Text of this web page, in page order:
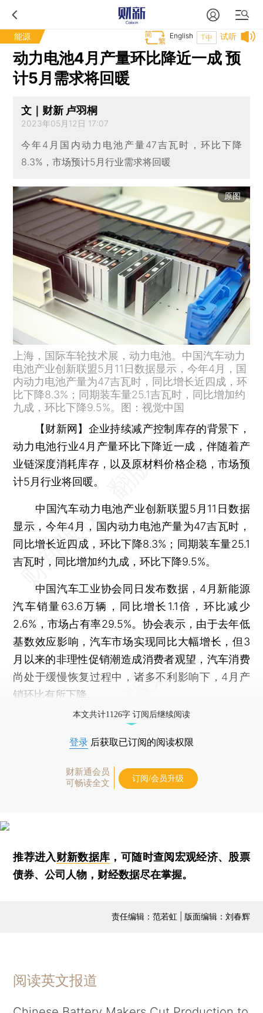
能源 试听
T中
English
动力电池4月产量环比降近一成 预
计5月需求将回暖
文｜财新 卢羽桐
2023年05月12日 17:07
今年4月国内动力电池产量47吉瓦时，环比下降
8.3%，市场预计5月行业需求将回暖
原图
上海，国际车轮技术展，动力电池。中国汽车动力
电池产业创新联盟5月11日数据显示，今年4月，国
内动力电池产量为47吉瓦时，同比增长近四成，环
比下降8.3%；同期装车量25.1吉瓦时，同比增加约
九成，环比下降9.5%。图：视觉中国
【财新网】 企业持续减产控制库存的背景下，
动力电池行业4月产量环比下降近一成，伴随着产
业链深度消耗库存，以及原材料价格企稳，市场预
计5月行业将回暖。
中国汽车动力电池产业创新联盟5月11日数据
显示，今年4月，国内动力电池产量为47吉瓦时，
同比增长近四成，环比下降8.3%；同期装车量25.1
吉瓦时，同比增加约九成，环比下降9.5%。
中国汽车工业协会同日发布数据，4月新能源
汽车销量63.6万辆，同比增长1.1倍，环比减少
2.6%，市场占有率29.5%。协会表示，由于去年低
基数效应影响，汽车市场实现同比大幅增长，但3
月以来的非理性促销潮造成消费者观望，汽车消费
尚处于缓慢恢复过程中，诸多不利影响下，4月产
销环比有所下降。
本文共计1126字 订阅后继续阅读
登录 后获取已订阅的阅读权限
财新通会员
可畅读全文
订阅/会员升级
推荐进入财新数据库 ，可随时查阅宏观经济、股票
债券、公司人物，财经数据尽在掌握。
责任编辑：范若虹 | 版面编辑：刘春辉
阅读英文报道